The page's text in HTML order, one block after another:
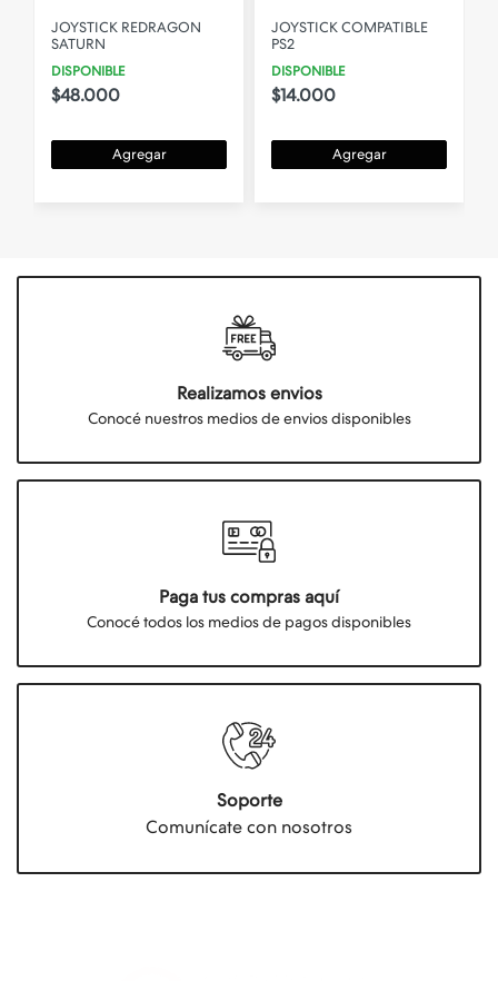
JOYSTICK REDRAGON
SATURN
DISPONIBLE
$48.000
Agregar
JOYSTICK COMPATIBLE
PS2
DISPONIBLE
$14.000
Agregar
Realizamos envios
Conocé nuestros medios de envios disponibles
Paga tus compras aquí
Conocé todos los medios de pagos disponibles
Soporte
Comunícate con nosotros